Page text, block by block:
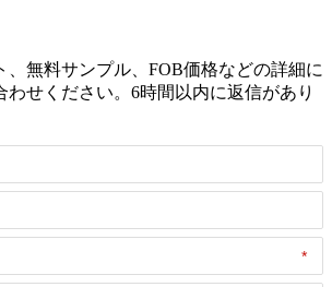
、無料サンプル、FOB価格などの詳細に
わせください。6時間以内に返信があり